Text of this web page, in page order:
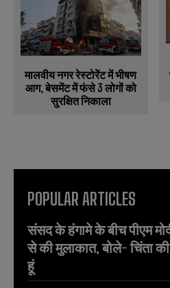
मालवीय नगर रेस्टोरेंट में भीषण
आग, बेसमेंट में फंसे 3 लोगों को
सुरक्षित निकाला
POPULAR ARTICLES
संसद के हंगामे के बीच पीएम
से की मुलाकात, बोले- चिंता
हूं